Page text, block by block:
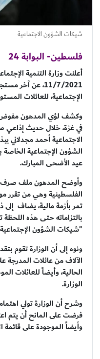
شيكات الشؤون الاجتماعية
فلسطين- البوابة 24
أعلنت وزارة التنمية
11/7/2021، عن
الإجتماعية، للعائلات
وكشف لؤي المدهون مفوض
في غزة، خلال حديث إذاعي
الاجتماعية أحمد
الشؤون الإجتماعية الخاصة
عيد الأضحى المبارك.
وأوضح المدهون ملف
الفلسطينية وهي من تقرر
تمر بأزمة مالية، يضاف إلى
بالتزاماته حتى هذه اللحظة
"شيكات الشؤون
ونوه إلى أن الوزارة تقوم
الآلاف من عائلات
الحالية، وأيضاً للعائلات
الوزارة.
وشرح أن الوزارة تولي
فرضت على المانح أن يتم
وأيضاً الموجودة على قائمة